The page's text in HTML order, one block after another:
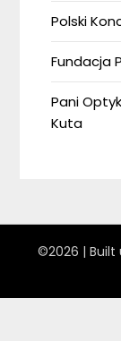
Polski
Fundacja
Pani
Kuta
©2026 | Built